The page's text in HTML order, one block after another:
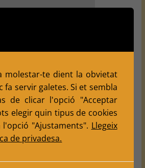
molestar-te dient la obvietat
fa servir galetes. Si et sembla
de clicar l'opció "Acceptar
elegir quin tipus de cookies
"Ajustaments". Llegeix
de privadesa.